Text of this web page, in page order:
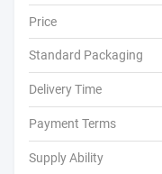
Price
Standard Packaging
Delivery Time
Payment Terms
Supply Ability